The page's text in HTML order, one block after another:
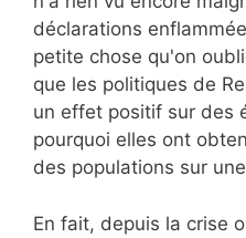
déclarations
petite chose qu'on
que les politiques de
un effet positif sur des
pourquoi elles ont
des populations sur
En fait, depuis la crise